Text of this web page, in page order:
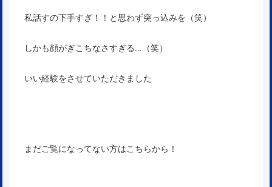
私話すの下手すぎ！！と思わず突っ込みを（笑）
しかも顔がぎこちなさすぎる…（笑）
いい経験をさせていただきました
まだご覧になってない方はこちらから！